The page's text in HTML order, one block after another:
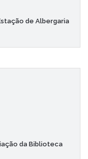
de Albergaria
da Biblioteca